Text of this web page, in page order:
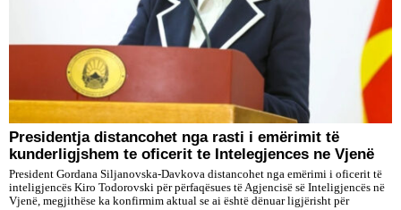
Presidentja distancohet nga rasti i emërimit të
kunderligjshem te oficerit te Intelegjences ne Vjenë
President Gordana Siljanovska-Davkova distancohet nga emërimi i oficerit të
inteligjencës Kiro Todorovski për përfaqësues të Agjencisë së Inteligjencës në
Vjenë, megjithëse ka konfirmim aktual se ai është dënuar ligjërisht për